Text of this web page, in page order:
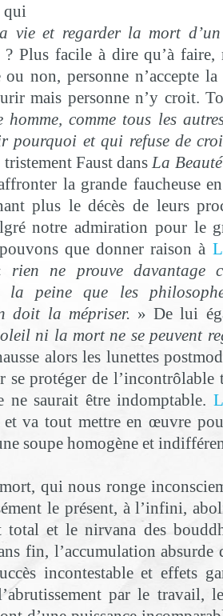
vie et regarder la mort
Plus facile à dire qu’à faire,
non, personne n’accepte
mais personne n’y croit.
homme, comme tous les
pourquoi et qui refuse de
tristement Faust dansLa
la grande faucheuse
plus le décès de leurs
notre admiration pour le
que donner raison à
rien ne prouve davantage
la peine que les
doit la mépriser. » De lui
ni la mort ne se peuvent
alors les lunettes
se protéger de l’incontrôlable
saurait être indomptable.
et va tout mettre en œuvre
soupe homogène et
qui nous ronge
le présent, à l’infini,
total et le nirvana des
fin, l’accumulation absurde
incontestable et effets
par le travail,